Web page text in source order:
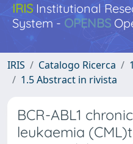
IRISInstitutional
System - OPENBS
IRIS Catalogo Ricerca
1.5 Abstract in rivista
BCR-ABL1
leukaemia